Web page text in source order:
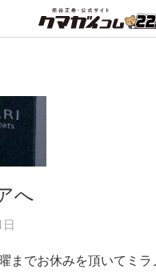
へ
までお休みを頂いてミラ